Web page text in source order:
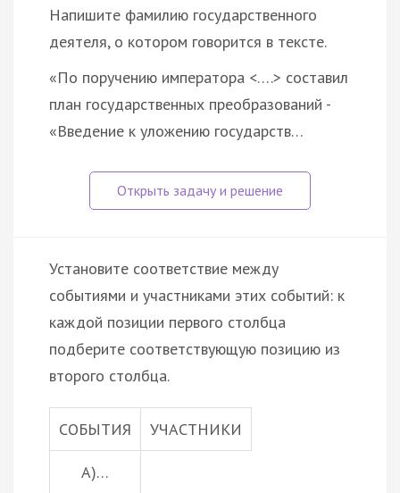
Напишите фамилию государственного
деятеля, о котором говорится в тексте.
«По поручению императора <….> составил
план государственных преобразований -
«Введение к уложению государств…
Установите соответствие между
событиями и участниками этих событий: к
каждой позиции первого столбца
подберите соответствующую позицию из
второго столбца.
СОБЫТИЯ УЧАСТНИКИ
А)…